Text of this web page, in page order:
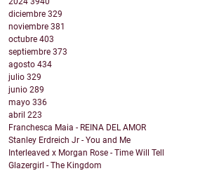
diciembre 329
noviembre 381
octubre 403
septiembre 373
agosto 434
julio 329
junio 289
mayo 336
abril 223
Franchesca Maia - REINA DEL AMOR
Stanley Erdreich Jr - You and Me
Interleaved x Morgan Rose - Time Will Tell
Glazergirl - The Kingdom